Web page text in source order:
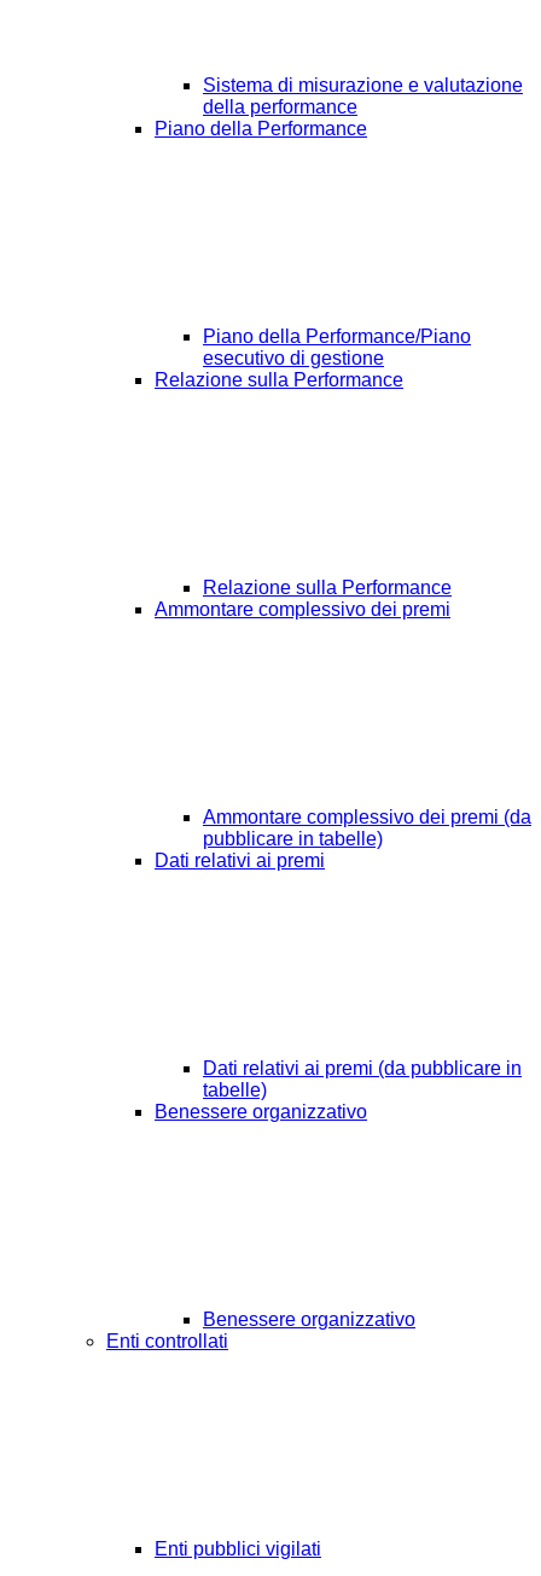
Sistema di misurazione e valutazione
della performance
Piano della Performance
Piano della Performance/Piano
esecutivo di gestione
Relazione sulla Performance
Relazione sulla Performance
Ammontare complessivo dei premi
Ammontare complessivo dei premi (da
pubblicare in tabelle)
Dati relativi ai premi
Dati relativi ai premi (da pubblicare in
tabelle)
Benessere organizzativo
Benessere organizzativo
Enti controllati
Enti pubblici vigilati